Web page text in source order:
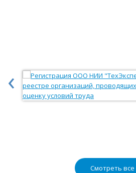
‹
Смотреть все